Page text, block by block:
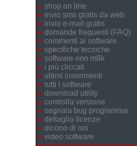
shop on line
invio sms gratis da web
invio e-mail gratis
domande frequenti (FAQ)
commenti ai software
specifiche tecniche
software non m8k
i più cliccati
ultimi inserimenti
tutti i software
download utility
controlla versione
segnala bug programma
dettaglio licenze
dicono di noi
video software